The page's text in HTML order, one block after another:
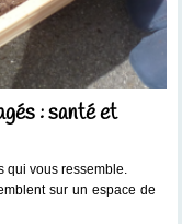
: santé et
qui vous ressemble.
sur un espace de